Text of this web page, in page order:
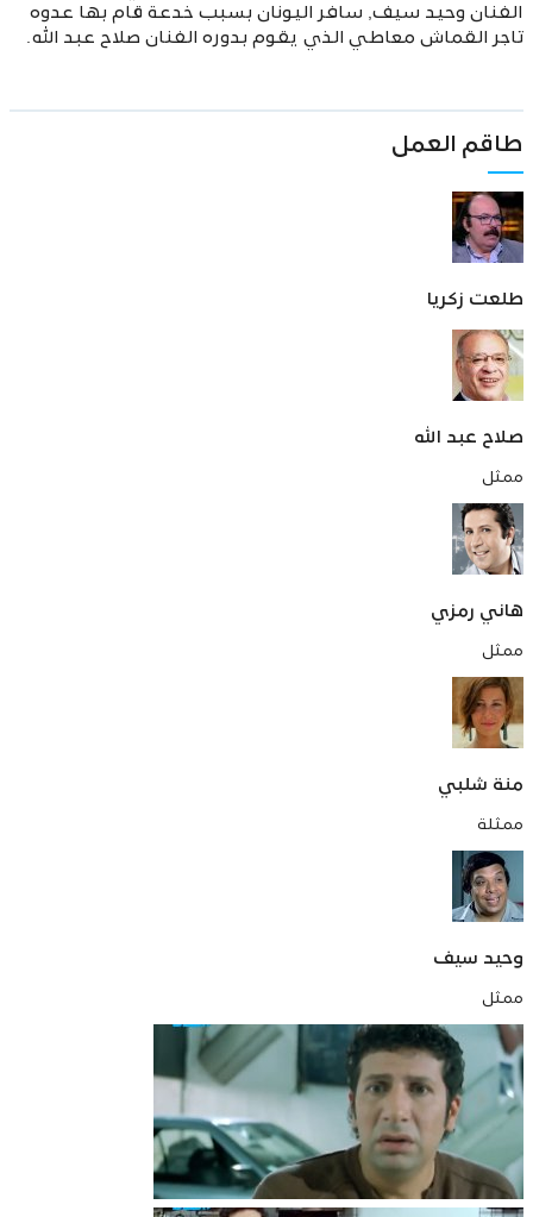
الفنان وحيد سيف, سافر اليونان بسبب خدعة قام بها عدوه
تاجر القماش معاطي الذي يقوم بدوره الفنان صلاح عبد الله.
طاقم العمل
طلعت زكريا
صلاح عبد الله
ممثل
هاني رمزي
ممثل
منة شلبي
ممثلة
وحيد سيف
ممثل